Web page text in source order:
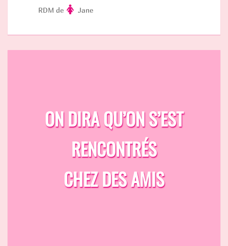
RDM de Jane
ON DIRA QU’ON S’EST
RENCONTRÉS
CHEZ DES AMIS